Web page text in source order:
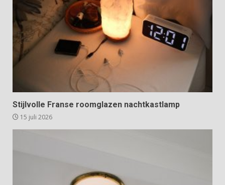
Stijlvolle Franse roomglazen nachtkastlamp
15 juli 2026